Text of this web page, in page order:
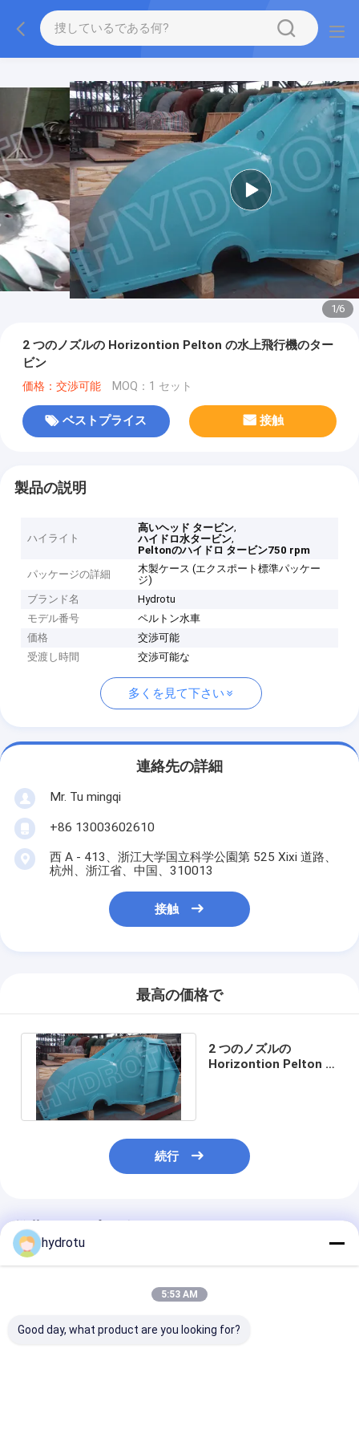
1/6
2 つのノズルの Horizontion Pelton の水上飛行機のター
ビン
価格：交渉可能 MOQ：1 セット
ベストプライス 接触
製品の説明
ハイライト
高いヘッド タービン,
ハイドロ水タービン,
Peltonのハイドロ タービン750 rpm
パッケージの詳細
木製ケース (エクスポート標準パッケー
ジ)
ブランド名
Hydrotu
モデル番号
ペルトン水車
価格
交渉可能
受渡し時間
交渉可能な
多くを見て下さい
連絡先の詳細
Mr. Tu mingqi
+86 13003602610
西 A - 413、浙江大学国立科学公園第 525 Xixi 道路、
杭州、浙江省、中国、310013
接触
最高の価格で
2 つのノズルの
Horizontion Pelton の
続行
推薦されたプロダクト
hydrotu
5:53 AM
Good day, what product are you looking for?